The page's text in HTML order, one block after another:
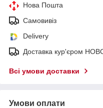
Нова Пошта
Самовивіз
Delivery
Доставка кур'єром
Всі умови доставки
Умови оплати